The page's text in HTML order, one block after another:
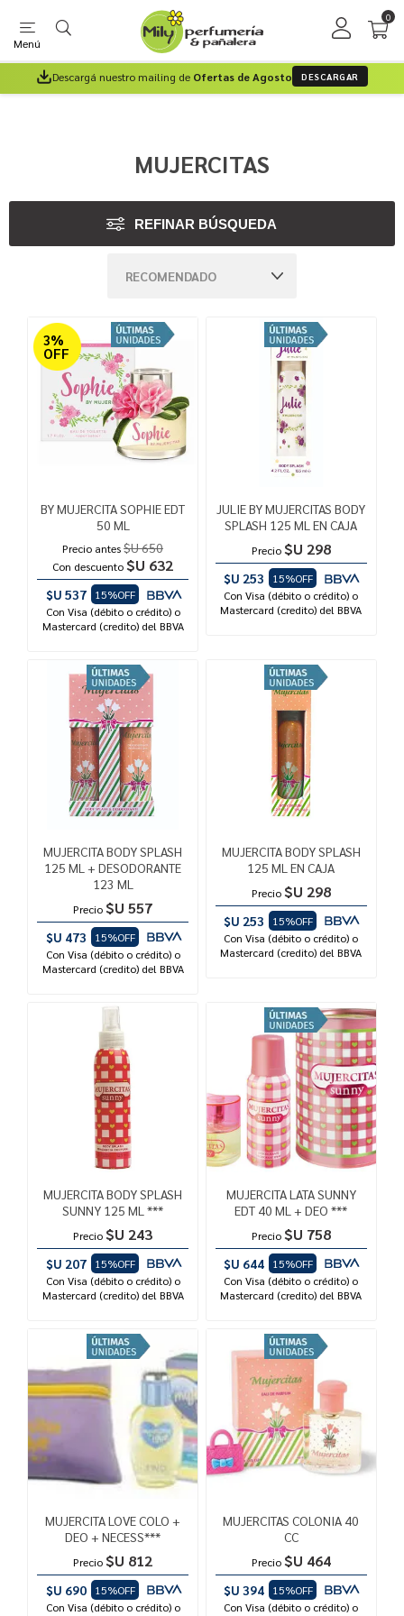
Menú
0
Descargá nuestro mailing de Ofertas de Agosto DESCARGAR
MUJERCITAS
REFINAR BÚSQUEDA
3%
OFF
BY MUJERCITA SOPHIE EDT
50 ML
Precio antes$U 650
Con descuento $U 632
$U 537
15%OFF
Con Visa (débito o crédito) o
Mastercard (credito) del BBVA
JULIE BY MUJERCITAS BODY
SPLASH 125 ML EN CAJA
Precio $U 298
$U 253
15%OFF
Con Visa (débito o crédito) o
Mastercard (credito) del BBVA
MUJERCITA BODY SPLASH
125 ML + DESODORANTE
123 ML
Precio $U 557
$U 473
15%OFF
Con Visa (débito o crédito) o
Mastercard (credito) del BBVA
MUJERCITA BODY SPLASH
125 ML EN CAJA
Precio $U 298
$U 253
15%OFF
Con Visa (débito o crédito) o
Mastercard (credito) del BBVA
MUJERCITA BODY SPLASH
SUNNY 125 ML ***
Precio $U 243
$U 207
15%OFF
Con Visa (débito o crédito) o
Mastercard (credito) del BBVA
MUJERCITA LATA SUNNY
EDT 40 ML + DEO ***
Precio $U 758
$U 644
15%OFF
Con Visa (débito o crédito) o
Mastercard (credito) del BBVA
MUJERCITA LOVE COLO +
DEO + NECESS***
Precio $U 812
$U 690
15%OFF
Con Visa (débito o crédito) o
MUJERCITAS COLONIA 40
CC
Precio $U 464
$U 394
15%OFF
Con Visa (débito o crédito) o